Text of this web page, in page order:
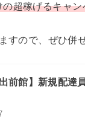
超稼げるキャ
すので、ぜひ併
出前館】新規配達